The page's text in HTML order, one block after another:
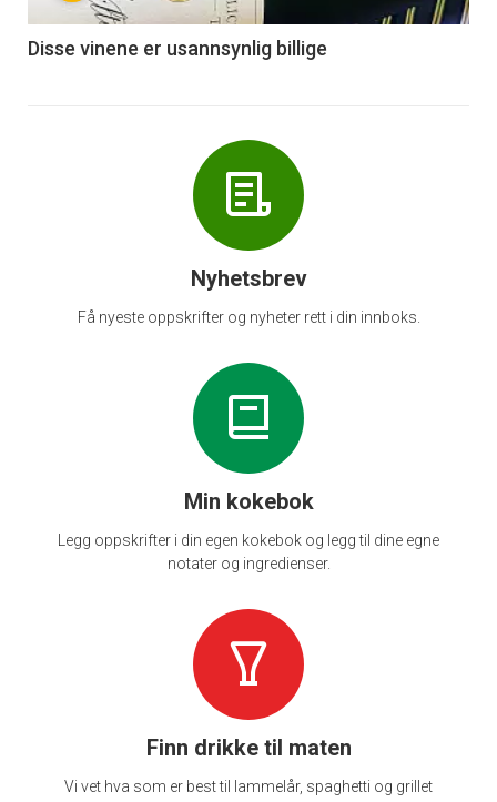
6
Disse vinene er usannsynlig billige
Nyhetsbrev
Få nyeste oppskrifter og nyheter rett i din innboks.
Min kokebok
Legg oppskrifter i din egen kokebok og legg til dine egne
notater og ingredienser.
Finn drikke til maten
Vi vet hva som er best til lammelår, spaghetti og grillet